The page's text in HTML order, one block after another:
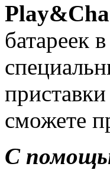
батареек
сможете
С